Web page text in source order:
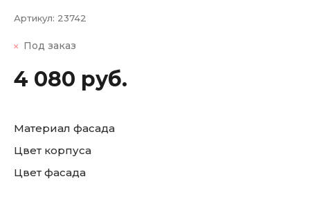
Артикул: 23742
Под заказ
4 080 руб.
Материал фасада
Цвет корпуса
Цвет фасада